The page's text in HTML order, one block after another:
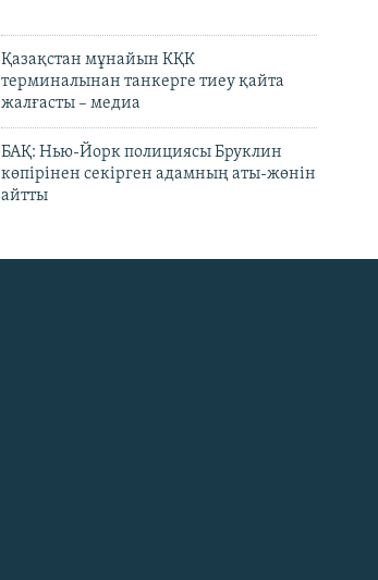
Қазақстан мұнайын КҚК
терминалынан танкерге тиеу қайта
жалғасты – медиа
БАҚ: Нью-Йорк полициясы Бруклин
көпірінен секірген адамның аты-жөнін
айтты